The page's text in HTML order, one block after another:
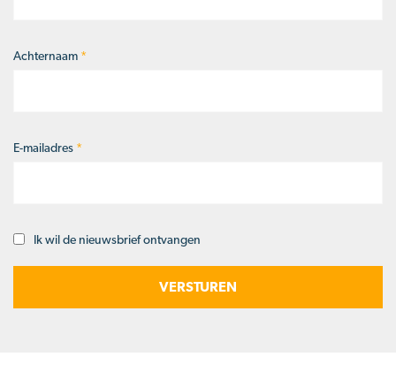
Achternaam *
E-mailadres *
Opt-Ik wil de nieuwsbrief ontvangen